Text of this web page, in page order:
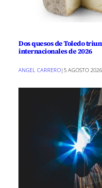
Dos quesos de Toledo
internacionales de 2026
ANGEL CARRERO| 5 AGOSTO 2026